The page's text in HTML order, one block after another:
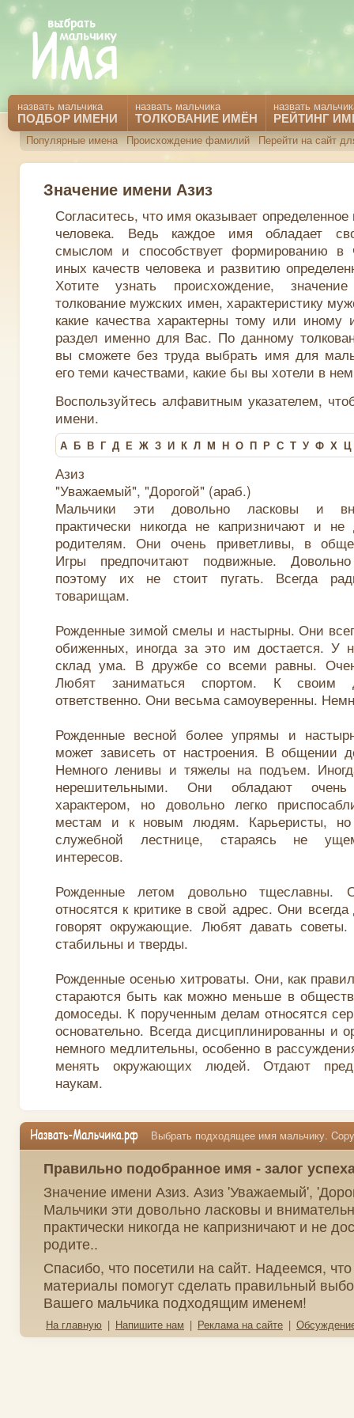
назвать мальчика
ПОДБОР ИМЕНИ
назвать мальчика
ТОЛКОВАНИЕ ИМЁН
назвать
РЕЙТИНГ
Популярные имена Происхождение фамилий Перейти на сайт
Значение имени Азиз
Согласитесь, что имя оказывает
человека. Ведь каждое имя обладает
смыслом и способствует формированию в
иных качеств человека и развитию
Хотите узнать происхождение,
толкование мужских имен, характеристику
какие качества характерны тому или иному
раздел именно для Вас. По данному
вы сможете без труда выбрать имя для
его теми качествами, какие бы вы хотели в
Воспользуйтесь алфавитным указателем,
имени.
А Б В Г Д Е Ж З И К Л М Н О П Р С Т У Ф Х Ц
Азиз
"Уважаемый", "Дорогой" (араб.)
Мальчики эти довольно ласковы и
практически никогда не капризничают и
родителям. Они очень приветливы, в
Игры предпочитают подвижные. Довольно
поэтому их не стоит пугать. Всегда
товарищам.
Рожденные зимой смелы и настырны. Они
обиженных, иногда за это им достается. У
склад ума. В дружбе со всеми равны.
Любят заниматься спортом. К своим
ответственно. Они весьма самоуверенны.
Рожденные весной более упрямы и
может зависеть от настроения. В общении
Немного ленивы и тяжелы на подъем.
нерешительными. Они обладают очень
характером, но довольно легко
местам и к новым людям. Карьеристы, но
служебной лестнице, стараясь не
интересов.
Рожденные летом довольно тщеславны.
относятся к критике в свой адрес. Они
говорят окружающие. Любят давать
стабильны и тверды.
Рожденные осенью хитроваты. Они, как
стараются быть как можно меньше в
домоседы. К порученным делам относятся
основательно. Всегда дисциплинированны и
немного медлительны, особенно в
менять окружающих людей. Отдают
наукам.
Выбрать подходящее имя мальчику.
Правильно подобранное имя - залог
Значение имени Азиз. Азиз 'Уважаемый',
Мальчики эти довольно ласковы и
практически никогда не капризничают и не
родите..
Спасибо, что посетили на сайт. Надеемся,
материалы помогут сделать правильный
Вашего мальчика подходящим именем!
На главную | Напишите нам | Реклама на сайте |